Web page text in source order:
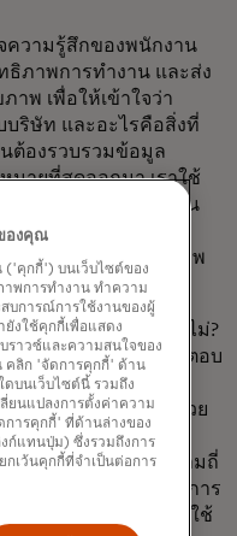
ความรู้สึกของพนักงาน
ภาพการทำงาน และส่ง
าพ เพื่อให้เข้าใจว่า
บริษัท และอะไรคือสิ่งที่
ต้องรวบรวมข้อมูล
ายที่สุดออกมา เราใช้
ยให้เราเข้าใจประเด็น
บข้อมูลเชิงลึกเฉพาะ
วิธีการเพิ่มประสิทธิภาพ
างมีประสิทธิภาพหรือไม่?
โดยอิงจากตัวชี้วัดผลตอบ
รือเข้าร่วม พวกเขา
างไร? AI สามารถช่วย
ของตนได้อย่างเต็มที่
เขต ความลึก และความถี่
ญหาในการบริหารจัดการ
ร่วมงานหรือไม่? เราใช้
องคุณ
('คุกกี้') บนเว็บไซต์ของ
าพการทำงาน ทำความ
บการณ์การใช้งานของผู้
ยังใช้คุกกี้เพื่อแสดง
ราวซ์และความสนใจของ
คลิก 'จัดการคุกกี้' ด้าน
ดบนเว็บไซต์นี้ รวมถึง
ยนแปลงการตั้งค่าความ
การคุกกี้' ที่ด้านล่างของ
ก์แทนปุ่ม) ซึ่งรวมถึงการ
กเว้นคุกกี้ที่จำเป็นต่อการ